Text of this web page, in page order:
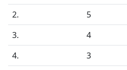
2.
5
3.
4
4.
3